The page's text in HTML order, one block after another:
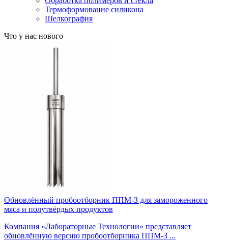
Термоформование силикона
Шелкография
Что у нас нового
Обновлённый пробоотборник ППМ-З для замороженного
мяса и полутвёрдых продуктов
Компания «Лабораторные Технологии» представляет
обновлённую версию пробоотборника ППМ-З ...